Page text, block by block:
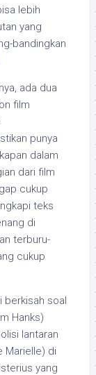
lebih
yang
bandingkan
ada dua
film
punya
dalam
dari film
cukup
teks
di
terburu-
cukup
berkisah soal
Hanks)
lantaran
Marielle) di
yang